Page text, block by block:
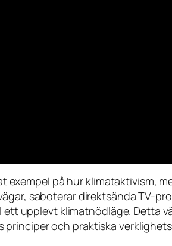
på hur klimataktivism,
saboterar direktsända TV-
upplevt klimatnödläge. Detta
principer och praktiska